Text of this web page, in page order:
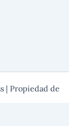
| Propiedad de